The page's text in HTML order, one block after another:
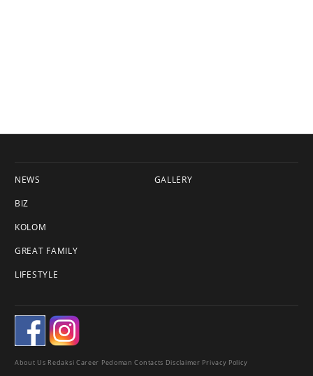
NEWS
BIZ
KOLOM
GREAT FAMILY
LIFESTYLE
GALLERY
About Us Redaksi Career Pedoman Contacts Disclaimer Privacy Policy